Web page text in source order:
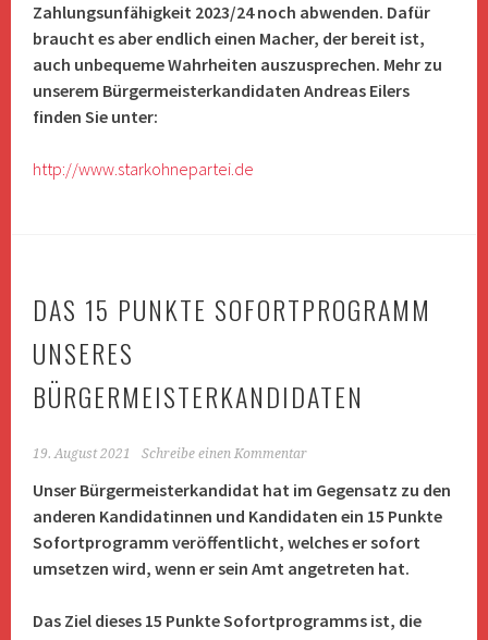
Zahlungsunfähigkeit 2023/24 noch abwenden. Dafür
braucht es aber endlich einen Macher, der bereit ist,
auch unbequeme Wahrheiten auszusprechen. Mehr zu
unserem Bürgermeisterkandidaten Andreas Eilers
finden Sie unter:
http://www.starkohnepartei.de
DAS 15 PUNKTE SOFORTPROGRAMM
UNSERES
BÜRGERMEISTERKANDIDATEN
19. August 2021 Schreibe einen Kommentar
Unser Bürgermeisterkandidat hat im Gegensatz zu den
anderen Kandidatinnen und Kandidaten ein 15 Punkte
Sofortprogramm veröffentlicht, welches er sofort
umsetzen wird, wenn er sein Amt angetreten hat.
Das Ziel dieses 15 Punkte Sofortprogramms ist, die